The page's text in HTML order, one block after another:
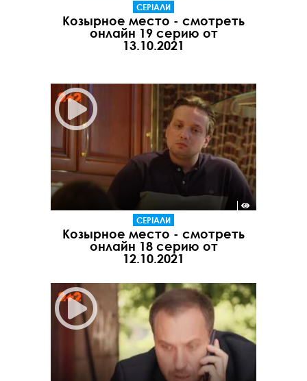
СЕРІАЛИ
Козырное место - смотреть
онлайн 19 серию от
13.10.2021
СЕРІАЛИ
Козырное место - смотреть
онлайн 18 серию от
12.10.2021